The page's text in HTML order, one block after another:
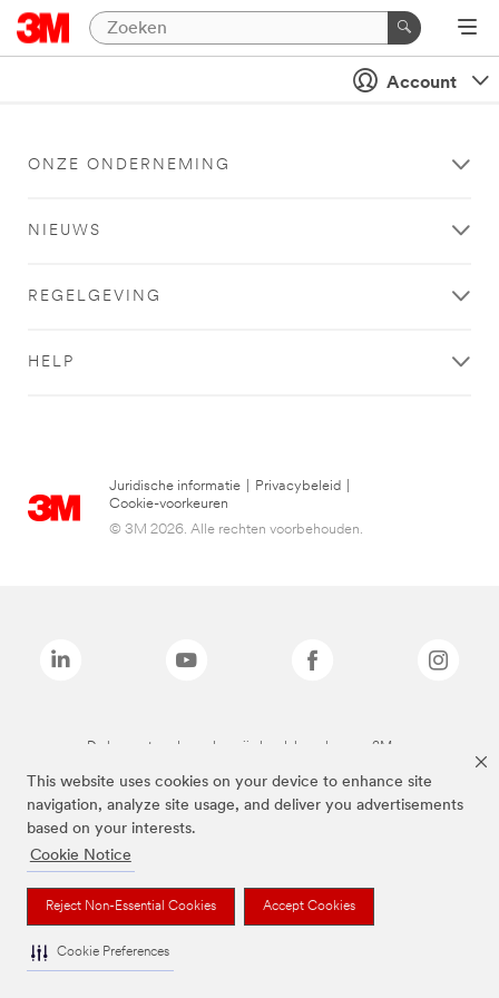
This website uses cookies on your device to enhance site
navigation, analyze site usage, and deliver you advertisements
based on your interests.
Cookie Notice
Reject Non-Essential Cookies Accept Cookies
Cookie Preferences
Account
ONZE ONDERNEMING
NIEUWS
REGELGEVING
HELP
Juridische informatie Privacybeleid
Cookie-voorkeuren
© 3M 2026. Alle rechten voorbehouden.
De bovenstaande merken zijn handelsmerken van 3M.we